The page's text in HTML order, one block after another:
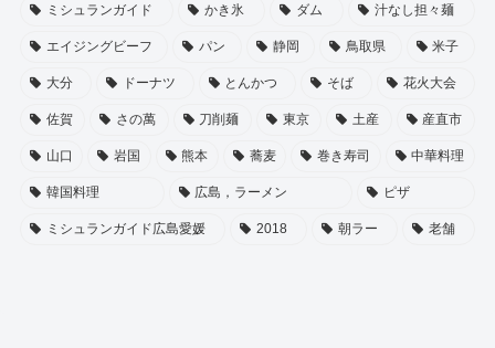
ミシュランガイド かき氷 ダム 汁なし担々麺
エイジングビーフ パン 静岡 鳥取県 米子
大分 ドーナツ とんかつ そば 花火大会
佐賀 さの萬 刀削麺 東京 土産 産直市
山口 岩国 熊本 蕎麦 巻き寿司 中華料理
韓国料理 広島，ラーメン ピザ
ミシュランガイド広島愛媛 2018 朝ラー 老舗